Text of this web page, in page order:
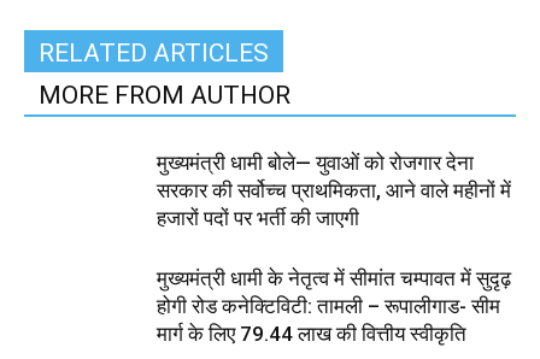
RELATED ARTICLES
MORE FROM AUTHOR
मुख्यमंत्री धामी बोले— युवाओं को रोजगार देना
सरकार की सर्वोच्च प्राथमिकता, आने वाले महीनों में
हजारों पदों पर भर्ती की जाएगी
मुख्यमंत्री धामी के नेतृत्व में सीमांत चम्पावत में सुदृढ़
होगी रोड कनेक्टिविटी: तामली – रूपालीगाड- सीम
मार्ग के लिए ₹79.44 लाख की वित्तीय स्वीकृति